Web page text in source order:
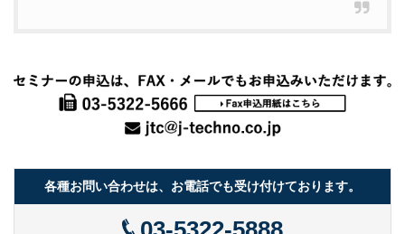
各種お問い合わせは、お電話でも受け付けております。